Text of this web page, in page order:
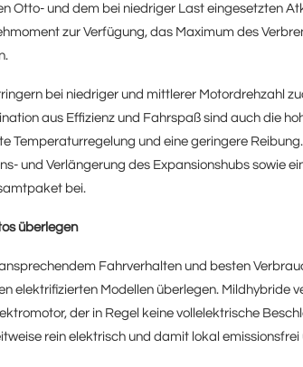
Otto- und dem bei niedriger Last eingesetzten
zur Verfügung, das Maximum des
bei niedriger und mittlerer Motordrehzahl
aus Effizienz und Fahrspaß sind auch die
Temperaturregelung und eine geringere
und Verlängerung des Expansionshubs sowie
bei.
überlegen
Fahrverhalten und besten
elektrifizierten Modellen überlegen. Mildhybride
der in Regel keine vollelektrische
rein elektrisch und damit lokal emissionsfrei